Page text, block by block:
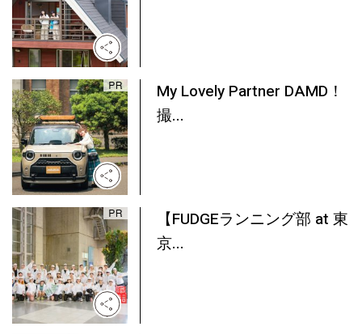
My Lovely Partner DAMD！
撮...
【FUDGEランニング部 at 東
京...